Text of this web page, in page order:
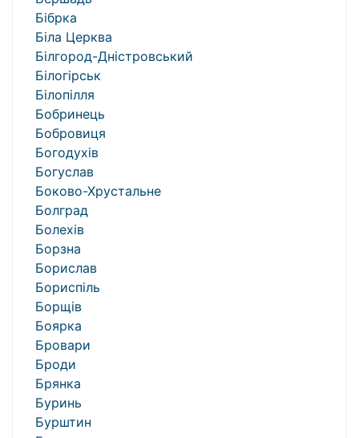
Бібрка
Біла Церква
Білгород-Дністровський
Білогірськ
Білопілля
Бобринець
Бобровиця
Богодухів
Богуслав
Боково-Хрустальне
Болград
Болехів
Борзна
Борислав
Бориспіль
Борщів
Боярка
Бровари
Броди
Брянка
Буринь
Бурштин